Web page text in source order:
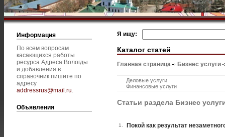
Информация
По всем вопросам
касающихся работы
ресурса Адреса Вологды
и добавления в
справочник пишите по
адресу
addressrus@mail.ru.
Объявления
Я ищу:
Каталог статей
Главная страница Бизнес услуги
Деловые услуги
Финансовые услуги
Статьи раздела Бизнес
1. Покой как результат